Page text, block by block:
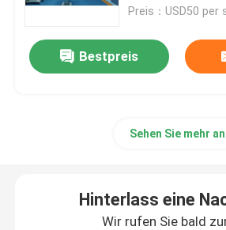
Preis：USD50
Bestpreis
Sehen Sie mehr an
Hinterlass eine
Wir rufen Sie bald